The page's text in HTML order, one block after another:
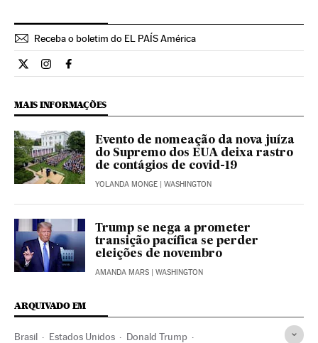
Receba o boletim do EL PAÍS América
Internacional El País Brasil en Twitter
Internacional El País Brasil en Instagram
Internacional El País Brasil en Facebook
MAIS INFORMAÇÕES
Evento de nomeação da nova juíza
do Supremo dos EUA deixa rastro
de contágios de covid-19
YOLANDA MONGE | WASHINGTON
Trump se nega a prometer
transição pacífica se perder
eleições de novembro
AMANDA MARS | WASHINGTON
ARQUIVADO EM
Brasil Estados Unidos Donald Trump